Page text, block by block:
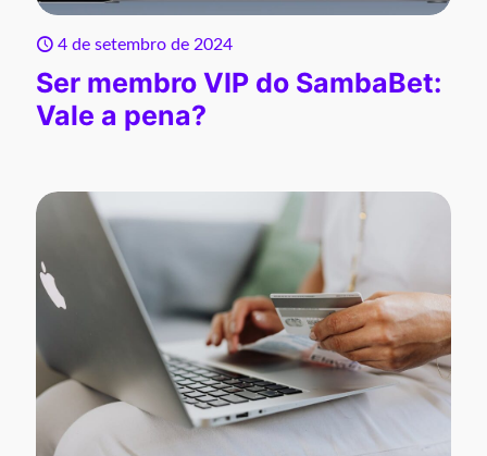
4 de setembro de 2024
Ser membro VIP do SambaBet:
Vale a pena?